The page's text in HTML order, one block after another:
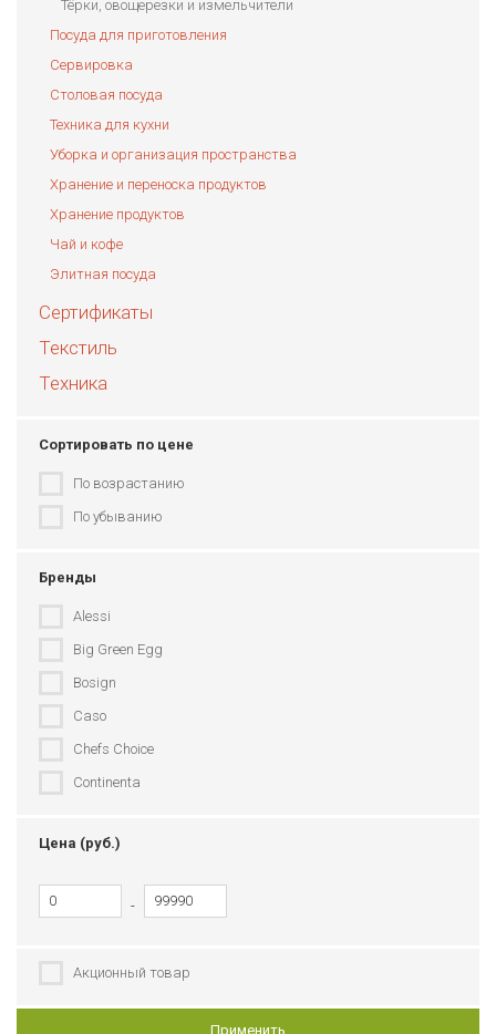
Тёрки, овощерезки и измельчители
Посуда для приготовления
Сервировка
Столовая посуда
Техника для кухни
Уборка и организация пространства
Хранение и переноска продуктов
Хранение продуктов
Чай и кофе
Элитная посуда
Сертификаты
Текстиль
Техника
Сортировать по цене
По возрастанию
По убыванию
Бренды
Alessi
Big Green Egg
Bosign
Caso
Chefs Choice
Continenta
Eva Solo
Fissler
Gefu
Joseph Joseph
Цена (руб.)
-
Акционный товар
Применить